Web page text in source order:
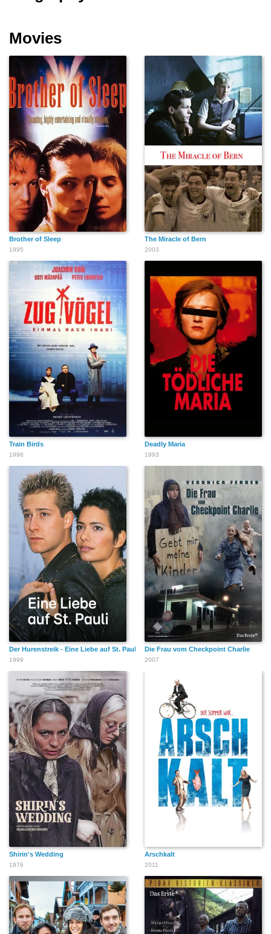
Movies
Brother of Sleep
1995
The Miracle of Bern
2003
Train Birds
1998
Deadly Maria
1993
Der Hurenstreik - Eine Liebe auf St. Pauli
1999
Die Frau vom Checkpoint Charlie
2007
Shirin's Wedding
1976
Arschkalt
2011